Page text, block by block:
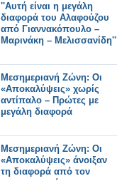
''Αυτή είναι η μεγάλη
διαφορά του Αλαφούζου
από Γιαννακόπουλο –
Μαρινάκη – Μελισσανίδη''
Μεσημεριανή Ζώνη: Οι
«Αποκαλύψεις» χωρίς
αντίπαλο – Πρώτες με
μεγάλη διαφορά
Μεσημεριανή Ζώνη: Οι
«Αποκαλύψεις» άνοιξαν
τη διαφορά από τον